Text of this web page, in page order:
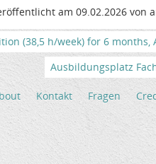
am 09.02.2026 von
(38,5 h/week) for 6 months,
Ausbildungsplatz
Kontakt Fragen